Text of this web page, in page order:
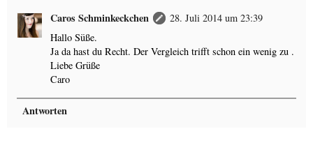
Caros Schminkeckchen
28. Juli 2014 um 23:39
Hallo Süße.
Ja da hast du Recht. Der Vergleich trifft schon ein wenig zu .
Liebe Grüße
Caro
Antworten